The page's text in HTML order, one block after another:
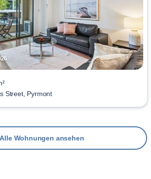
Street, Pyrmont
Alle Wohnungen ansehen